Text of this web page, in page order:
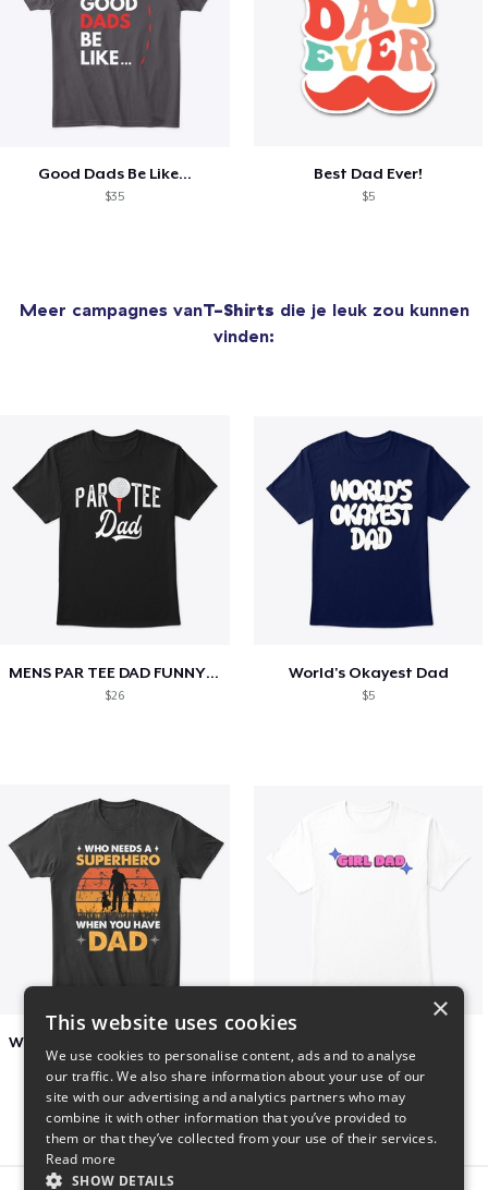
Good Dads Be Like...
$35
Best Dad Ever!
$5
Meer campagnes vanT-Shirts die je leuk zou kunnen
vinden:
MENS PAR TEE DAD FUNNY PARTEE GOLF GIFT
$26
World's Okayest Dad
$5
×
This website uses cookies
We use cookies to personalise content, ads and to analyse
our traffic. We also share information about your use of our
site with our advertising and analytics partners who may
combine it with other information that you’ve provided to
them or that they’ve collected from your use of their services.
Read more
SHOW DETAILS